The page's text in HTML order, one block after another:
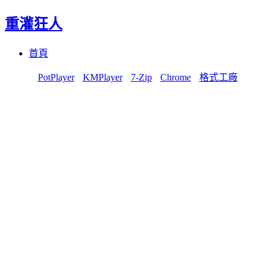
重灌狂人
首頁
PotPlayer KMPlayer 7-Zip Chrome 格式工廠